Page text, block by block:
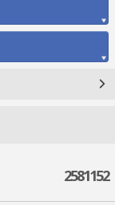
2581152